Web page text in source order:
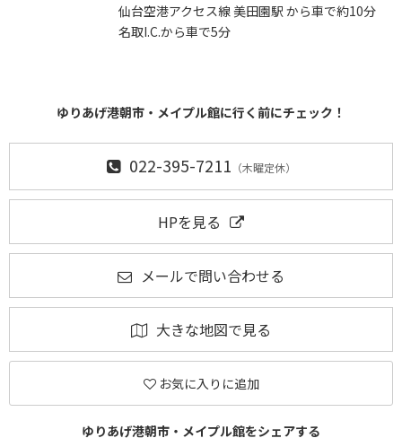
仙台空港アクセス線 美田園駅 から車で約10分
名取I.C.から車で5分
ゆりあげ港朝市・メイプル館に行く前にチェック！
022-395-7211 （木曜定休）
HPを見る
メールで問い合わせる
大きな地図で見る
お気に入りに追加
ゆりあげ港朝市・メイプル館をシェアする